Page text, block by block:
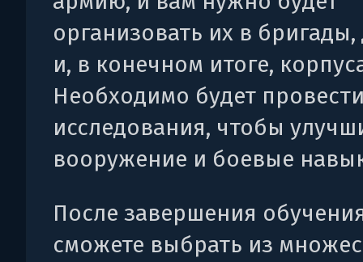
организовать их в
и, в конечном итоге,
Необходимо будет
исследования, чтобы
вооружение и боевые
После завершения
сможете выбрать из